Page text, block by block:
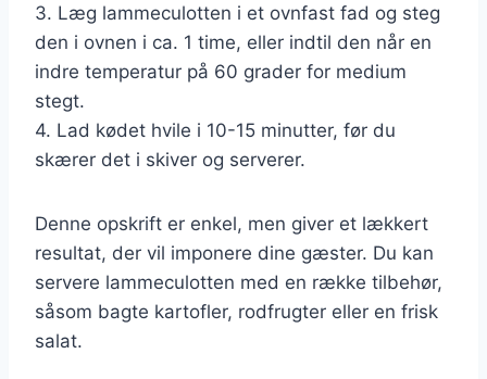
3. Læg lammeculotten i et ovnfast fad og steg
den i ovnen i ca. 1 time, eller indtil den når en
indre temperatur på 60 grader for medium
stegt.
4. Lad kødet hvile i 10-15 minutter, før du
skærer det i skiver og serverer.
Denne opskrift er enkel, men giver et lækkert
resultat, der vil imponere dine gæster. Du kan
servere lammeculotten med en række tilbehør,
såsom bagte kartofler, rodfrugter eller en frisk
salat.